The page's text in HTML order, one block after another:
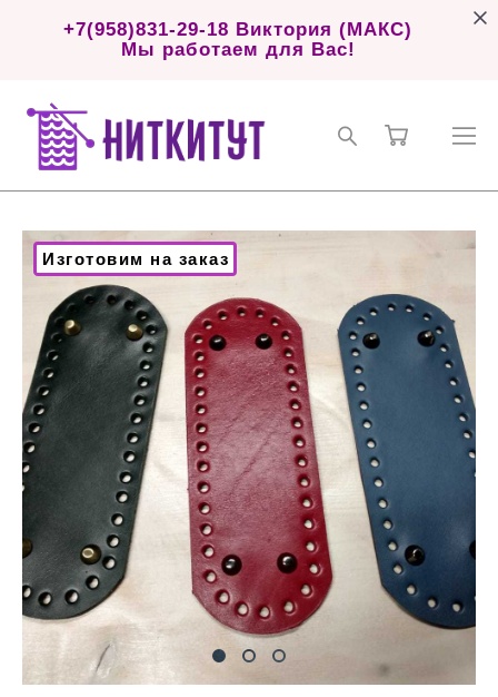
+7(958)831-29-18 Виктория (МАКС)
Мы работаем для Вас!
Изготовим на заказ